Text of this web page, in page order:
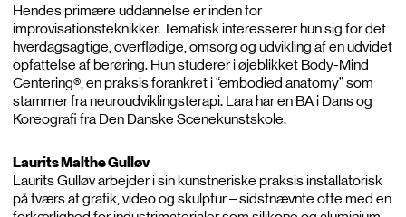
Hendes primære uddannelse er inden for
improvisationsteknikker. Tematisk interesserer hun sig for det
hverdagsagtige, overflødige, omsorg og udvikling af en udvidet
opfattelse af berøring. Hun studerer i øjeblikket Body-Mind
Centering®, en praksis forankret i “embodied anatomy” som
stammer fra neuroudviklingsterapi. Lara har en BA i Dans og
Koreografi fra Den Danske Scenekunstskole.
Laurits Malthe Gulløv
Laurits Gulløv arbejder i sin kunstneriske praksis installatorisk
på tværs af grafik, video og skulptur – sidstnævnte ofte med en